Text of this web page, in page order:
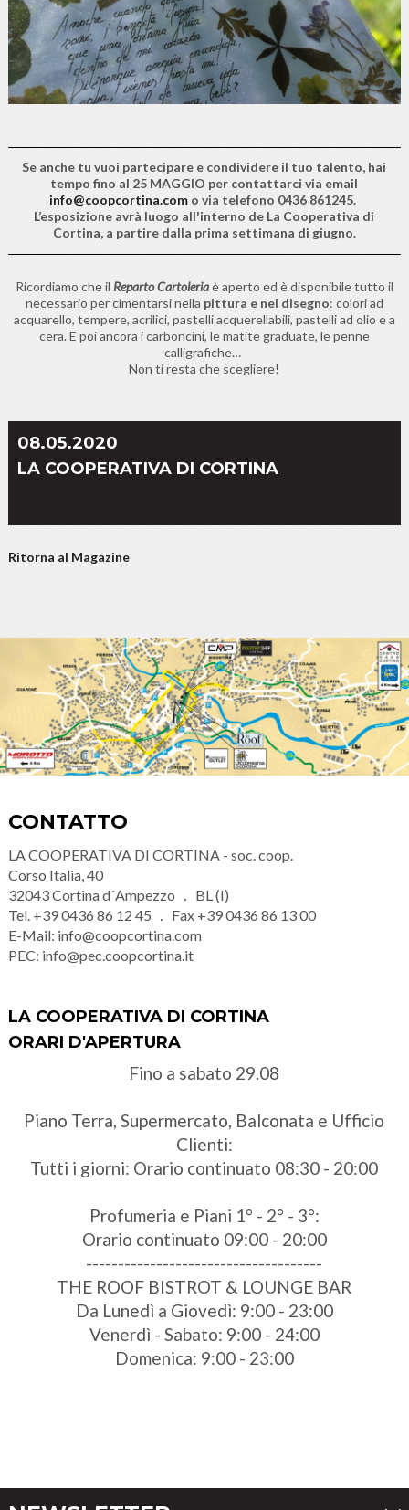
Se anche tu vuoi partecipare e condividere il tuo talento, hai
tempofino al 25 MAGGIO per contattarci via email
info@coopcortina.com o via telefono 0436 861245.
L’esposizione avrà luogo all'interno de La Cooperativa di
Cortina, a partire dalla prima settimana di giugno.
Ricordiamo che il Reparto Cartoleriaè aperto ed è disponibile tutto il
necessario per cimentarsi nella pittura e nel disegno: colori ad
acquarello, tempere, acrilici, pastelli acquerellabili, pastelli ad olio e a
cera. E poi ancora i carboncini, le matite graduate, le penne
calligrafiche…
Non ti resta che scegliere!
08.05.2020
LA COOPERATIVA DI CORTINA
Ritorna al Magazine
CONTATTO
LA COOPERATIVA DI CORTINA - soc. coop.
Corso Italia, 40
32043Cortina d´Ampezzo
BL (I)
Tel. +39 0436 86 12 45 Fax +39 0436 86 13 00
E-Mail: info@coopcortina.com
PEC: info@pec.coopcortina.it
LA COOPERATIVA DI CORTINA
ORARI D'APERTURA
Fino a sabato 29.08
Piano Terra, Supermercato, Balconata e Ufficio
Clienti:
Tutti i giorni: Orario continuato 08:30 - 20:00
Profumeria e Piani 1° - 2° - 3°:
Orario continuato 09:00 - 20:00
-------------------------------------
THE ROOF BISTROT & LOUNGE BAR
Da Lunedì a Giovedì: 9:00 - 23:00
Venerdì - Sabato: 9:00 - 24:00
Domenica: 9:00 - 23:00